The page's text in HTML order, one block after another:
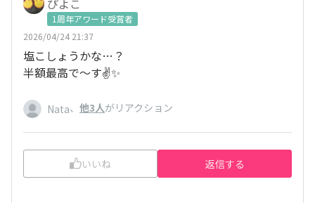
ぴよこ
1周年アワード受賞者
2026/04/24 21:37
塩こしょうかな…？
半額最高で〜す✌✨️
Nata、 他3人がリアクション
いいね 返信する